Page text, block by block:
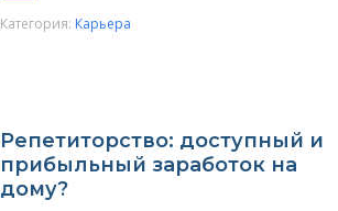
Категория: Карьера
Репетиторство: доступный и
прибыльный заработок на
дому?